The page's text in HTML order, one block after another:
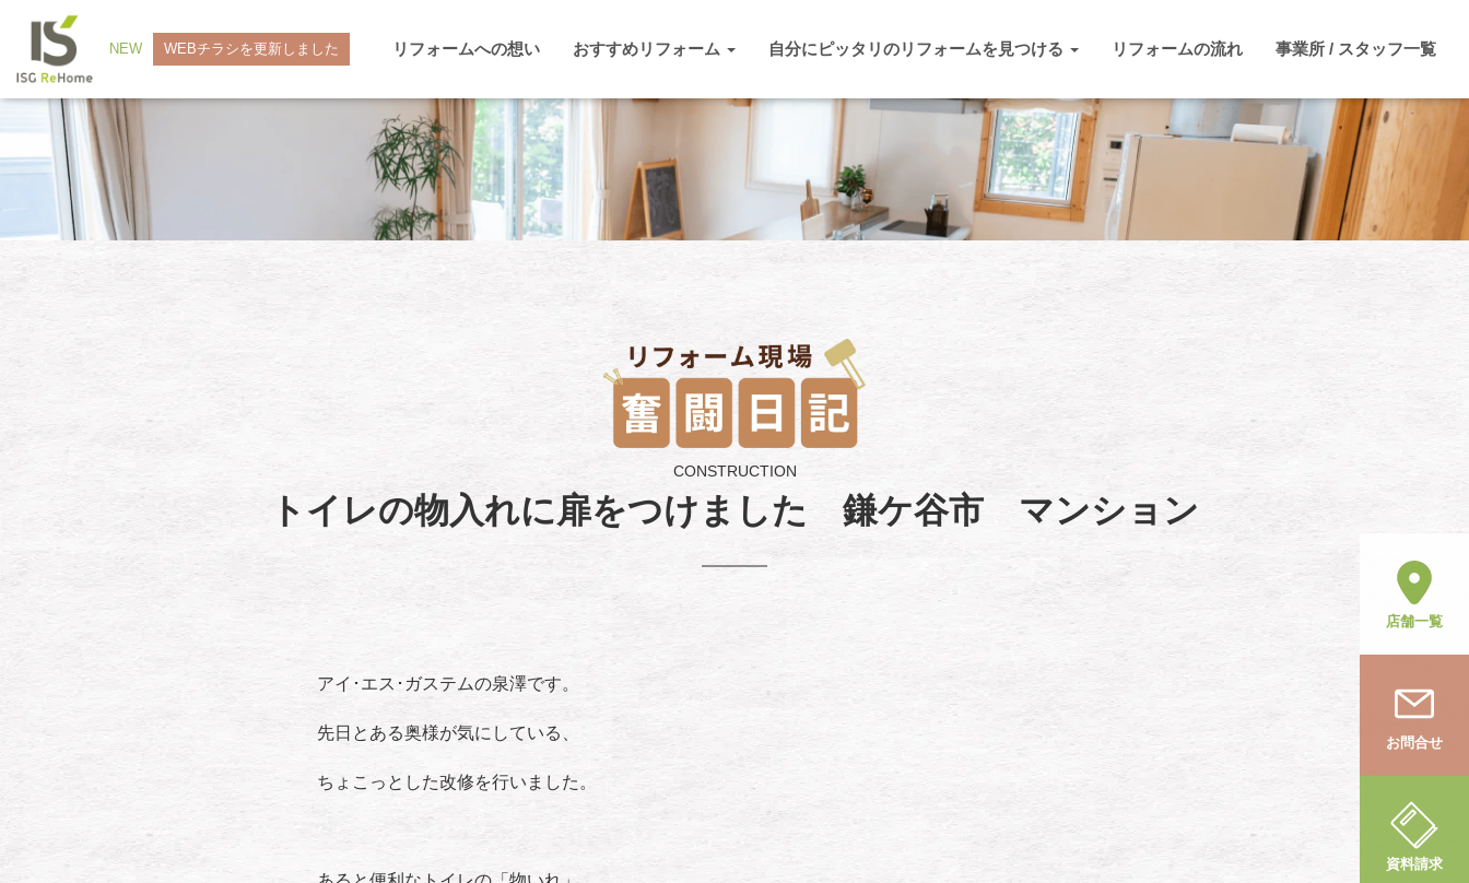
NEW WEBチラシを更新しました リフォームへの想い おすすめリフォーム 自分にピッタリのリフォームを見つける リフォームの流れ 事業所 / スタッフ一覧
店舗一覧
お問合せ
資料請求
トイレの物入れに扉をつけました 鎌ケ谷市 マンション
CONSTRUCTION
アイ･エス･ガステムの泉澤です。
先日とある奥様が気にしている、
ちょこっとした改修を行いました。